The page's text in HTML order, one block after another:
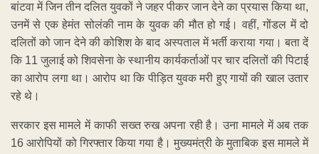
बांटवा में जिन तीन दलित युवकों ने जहर पीकर जान देने का प्रयास किया था,
उनमें से एक हेमंत सोलंकी नाम के युवक की मौत हो गई। वहीं, गोंडल में दो
दलितों को जान देने की कोशिश के बाद अस्पताल में भर्ती कराया गया। बता दें
कि 11 जुलाई को शिवसेना के स्थानीय कार्यकर्ताओं पर चार दलितों की पिटाई
का आरोप लगा था। आरोप था कि पीड़ित युवक मरी हुए गायों की खाल उतार
रहे थे।
सरकार इस मामले में काफी सख्त रुख अपना रही है। उना मामले में अब तक
16 आरोपियों को गिरफ्तार किया गया है। मुख्यमंत्री के मुताबिक इस मामले में